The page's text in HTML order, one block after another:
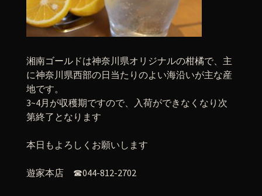
湘南ゴールドは神奈川県オリジナルの柑橘で、主
に神奈川県西部の日当たりのよい海沿いが主な産
地です。
3~4月が収穫期ですので、入荷ができなくなり次
第終了となります
本日もよろしくお願いします
遊家本店 ☎044-812-2702